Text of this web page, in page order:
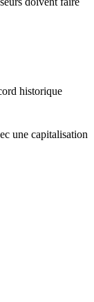
historique
une capitalisation